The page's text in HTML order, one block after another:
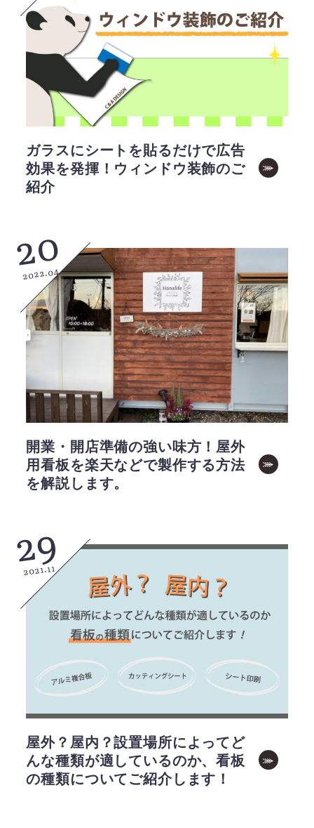
ガラスにシートを貼るだけで広告
効果を発揮！ウィンドウ装飾のご
紹介
20
2022.04
開業・開店準備の強い味方！屋外
用看板を楽天などで製作する方法
を解説します。
29
2021.11
屋外？屋内？設置場所によってど
んな種類が適しているのか、看板
の種類についてご紹介します！